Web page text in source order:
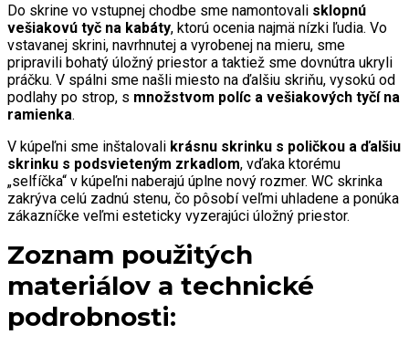
Do skrine vo vstupnej chodbe sme namontovali sklopnú
vešiakovú tyč na kabáty, ktorú ocenia najmä nízki ľudia. Vo
vstavanej skrini, navrhnutej a vyrobenej na mieru, sme
pripravili bohatý úložný priestor a taktiež sme dovnútra ukryli
práčku. V spálni sme našli miesto na ďalšiu skriňu, vysokú od
podlahy po strop, s množstvom políc a vešiakových tyčí na
ramienka.
V kúpeľni sme inštalovali krásnu skrinku s poličkou a ďalšiu
skrinku s podsvieteným zrkadlom, vďaka ktorému
„selfíčka“ v kúpeľni naberajú úplne nový rozmer. WC skrinka
zakrýva celú zadnú stenu, čo pôsobí veľmi uhladene a ponúka
zákazníčke veľmi esteticky vyzerajúci úložný priestor.
Zoznam použitých
materiálov a technické
podrobnosti: